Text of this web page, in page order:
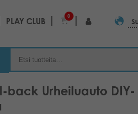
PLAY CLUB
0
back Urheiluauto DIY-